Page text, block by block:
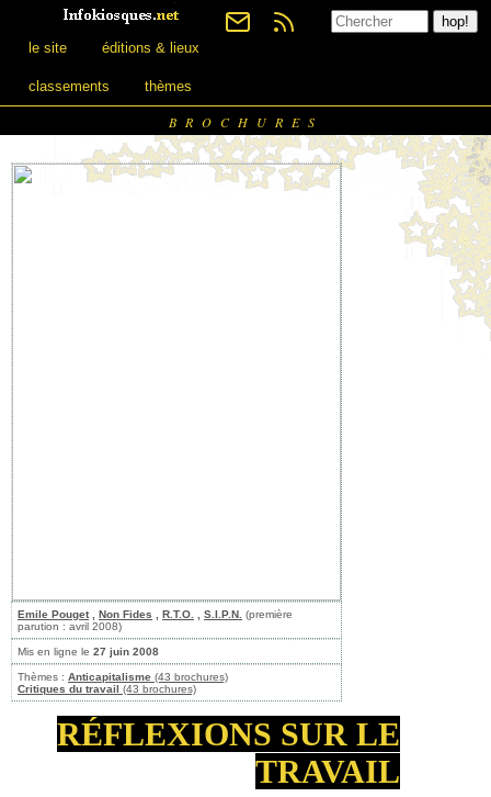
le site éditions & lieux
classements thèmes
BROCHURES
Emile Pouget, Non Fides R.T.O. S.I.P.N. (première
parution : avril 2008)
Mis en ligne le 27 juin 2008
Thèmes : Anticapitalisme (43 brochures)
Critiques du travail (43 brochures)
RÉFLEXIONS SUR LE
TRAVAIL